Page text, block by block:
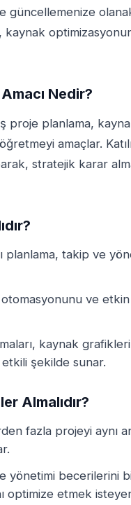
güncellemenize
kaynak
Nedir?
proje planlama,
amaçlar.
stratejik karar
planlama, takip ve
ve etkin
kaynak
şekilde sunar.
Almalıdır?
fazla projeyi aynı
yönetimi becerilerini
optimize etmek